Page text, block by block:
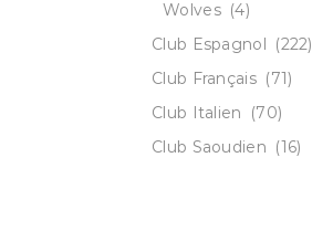
Wolves (4)
Club Espagnol (222)
Club Français (71)
Club Italien
(70)
Club Saoudien (16)